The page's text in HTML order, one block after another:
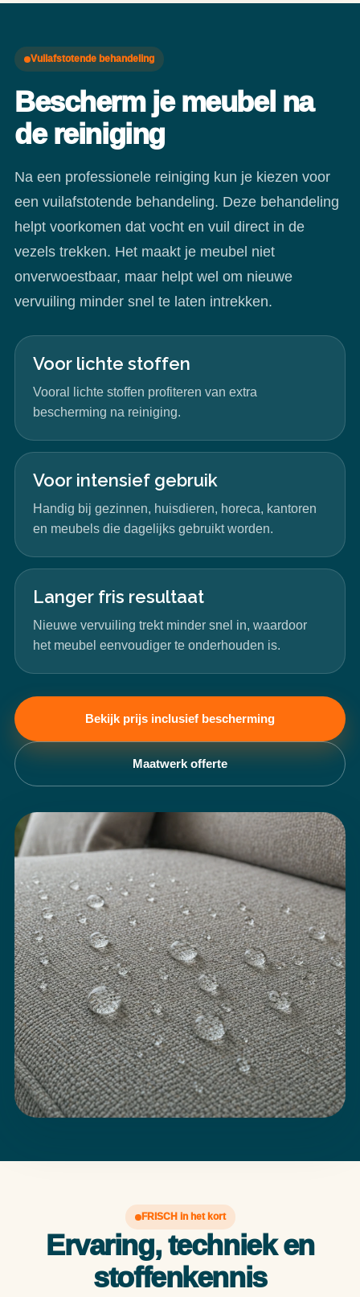
Vuilafstotende behandeling
Bescherm je meubel na
de reiniging
Na een professionele reiniging kun je kiezen voor
een vuilafstotende behandeling. Deze behandeling
helpt voorkomen dat vocht en vuil direct in de
vezels trekken. Het maakt je meubel niet
onverwoestbaar, maar helpt wel om nieuwe
vervuiling minder snel te laten intrekken.
Voor lichte stoffen
Vooral lichte stoffen profiteren van extra
bescherming na reiniging.
Voor intensief gebruik
Handig bij gezinnen, huisdieren, horeca, kantoren
en meubels die dagelijks gebruikt worden.
Langer fris resultaat
Nieuwe vervuiling trekt minder snel in, waardoor
het meubel eenvoudiger te onderhouden is.
Bekijk prijs inclusief bescherming
Maatwerk offerte
FRISCH in het kort
Ervaring, techniek en
stoffenkennis